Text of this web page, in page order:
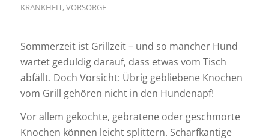
KRANKHEIT,VORSORGE
Sommerzeit ist Grillzeit – und so mancher Hund
wartet geduldig darauf, dass etwas vom Tisch
abfällt. Doch Vorsicht: Übrig gebliebene Knochen
vom Grill gehören nicht in den Hundenapf!
Vor allem gekochte, gebratene oder geschmorte
Knochen können leicht splittern. Scharfkantige